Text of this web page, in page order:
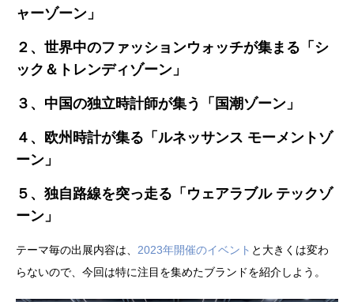
ャーゾーン」
２、世界中のファッションウォッチが集まる「シ
ック＆トレンディゾーン」
３、 中国の独立時計師が集う「国潮ゾーン」
４、欧州時計が集る「ルネッサンス モーメントゾ
ーン」
５、独自路線を突っ走る「ウェアラブル テックゾ
ーン」
テーマ毎の出展内容は、 2023年開催のイベント と大きくは変わ
らないので、今回は特に注目を集めたブランドを紹介しよう。